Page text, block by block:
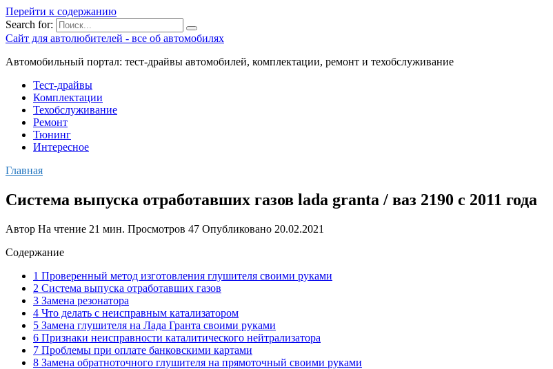
Перейти к содержанию
Search for:
Сайт для автолюбителей - все об автомобилях
Автомобильный портал: тест-драйвы автомобилей, комплектации, ремонт и техобслуживание
Тест-драйвы
Комплектации
Техобслуживание
Ремонт
Тюнинг
Интересное
Главная
Система выпуска отработавших газов lada granta / ваз 2190 с 2011 года
Автор На чтение 21 мин. Просмотров 47 Опубликовано 20.02.2021
Содержание
1 Проверенный метод изготовления глушителя своими руками
2 Система выпуска отработавших газов
3 Замена резонатора
4 Что делать с неисправным катализатором
5 Замена глушителя на Лада Гранта своими руками
6 Признаки неисправности каталитического нейтрализатора
7 Проблемы при оплате банковскими картами
8 Замена обратноточного глушителя на прямоточный своими руками